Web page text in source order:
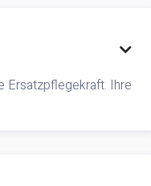

Ersatzpflegekraft. Ihre